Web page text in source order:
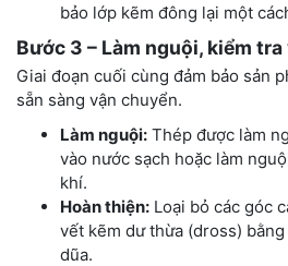
bảo lớp kẽm đông lại một
Bước 3 – Làm nguội, kiểm
Giai đoạn cuối cùng đảm bảo sản
sẵn sàng vận chuyển.
Làm nguội: Thép được làm
vào nước sạch hoặc làm
khí.
Hoàn thiện: Loại bỏ các góc
vết kẽm dư thừa (dross)
dũa.